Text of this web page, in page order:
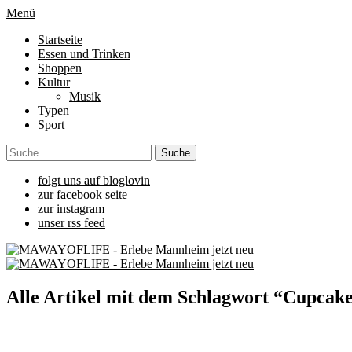
Menü
Startseite
Essen und Trinken
Shoppen
Kultur
Musik
Typen
Sport
folgt uns auf bloglovin
zur facebook seite
zur instagram
unser rss feed
Alle Artikel mit dem Schlagwort “